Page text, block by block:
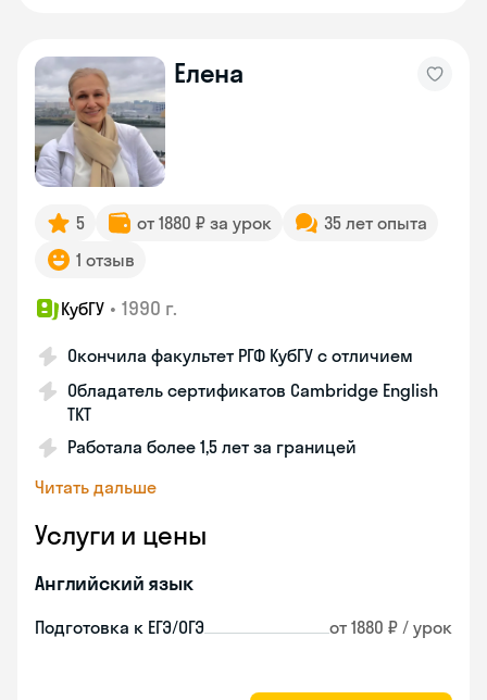
Елена
5 от 1880 ₽ за урок
35 лет опыта
1 отзыв
КубГУ • 1990 г.
Окончила факультет РГФ КубГУ с отличием
Обладатель сертификатов Cambridge English
TKT
Работала более 1,5 лет за границей
Читать дальше
Услуги и цены
Английский язык
Подготовка к ЕГЭ/ОГЭ от 1880 ₽ / урок